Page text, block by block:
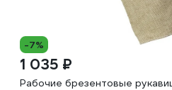
-7%
1 035 ₽
Рабочие брезентовые